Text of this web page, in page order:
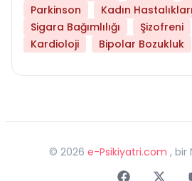
Parkinson
Kadın Hastalıkları
Sigara Bağımlılığı
Şizofreni
Kardioloji
Bipolar Bozukluk
© 2026 e-Psikiyatri.com , bir